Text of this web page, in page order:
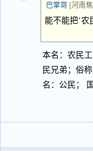
巴掌哥 [河南
能不能把‘
本名：农民
民兄弟；俗
名：公民；